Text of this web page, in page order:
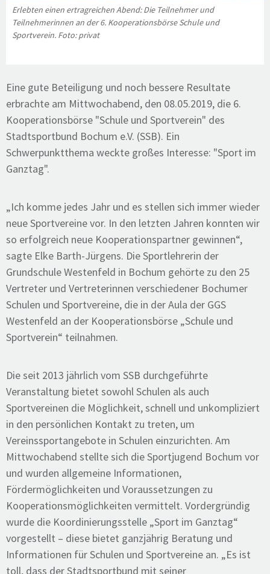
Erlebten einen ertragreichen Abend: Die Teilnehmer und
Teilnehmerinnen an der 6. Kooperationsbörse Schule und
Sportverein. Foto: privat
Eine gute Beteiligung und noch bessere Resultate
erbrachte am Mittwochabend, den 08.05.2019, die 6.
Kooperationsbörse "Schule und Sportverein" des
Stadtsportbund Bochum e.V. (SSB). Ein
Schwerpunktthema weckte großes Interesse: "Sport im
Ganztag".
„Ich komme jedes Jahr und es stellen sich immer wieder
neue Sportvereine vor. In den letzten Jahren konnten wir
so erfolgreich neue Kooperationspartner gewinnen“,
sagte Elke Barth-Jürgens. Die Sportlehrerin der
Grundschule Westenfeld in Bochum gehörte zu den 25
Vertreter und Vertreterinnen verschiedener Bochumer
Schulen und Sportvereine, die in der Aula der GGS
Westenfeld an der Kooperationsbörse „Schule und
Sportverein“ teilnahmen.
Die seit 2013 jährlich vom SSB durchgeführte
Veranstaltung bietet sowohl Schulen als auch
Sportvereinen die Möglichkeit, schnell und unkompliziert
in den persönlichen Kontakt zu treten, um
Vereinssportangebote in Schulen einzurichten. Am
Mittwochabend stellte sich die Sportjugend Bochum vor
und wurden allgemeine Informationen,
Fördermöglichkeiten und Voraussetzungen zu
Kooperationsmöglichkeiten vermittelt. Vordergründig
wurde die Koordinierungsstelle „Sport im Ganztag“
vorgestellt – diese bietet ganzjährig Beratung und
Informationen für Schulen und Sportvereine an. „Es ist
toll, dass der Stadtsportbund mit seiner